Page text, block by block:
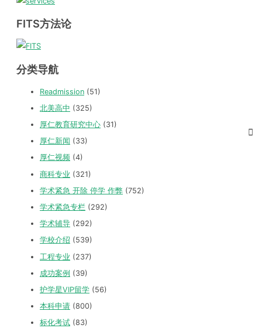
FITS方法论
分类导航
Readmission (51)
北美高中 (325)
厚仁教育研究中心 (31)
厚仁新闻 (33)
厚仁视频 (4)
商科专业 (321)
学术紧急 开除 停学 作弊 (752)
学术紧急专栏 (292)
学术辅导 (292)
学校介绍 (539)
工程专业 (237)
成功案例 (39)
护学星VIP留学 (56)
本科申请 (800)
标化考试 (83)